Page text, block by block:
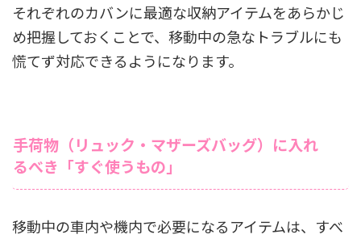
それぞれのカバンに最適な収納アイテムをあらかじ
め把握しておくことで、移動中の急なトラブルにも
慌てず対応できるようになります。
手荷物（リュック・マザーズバッグ）に入れ
るべき「すぐ使うもの」
移動中の車内や機内で必要になるアイテムは、すべ